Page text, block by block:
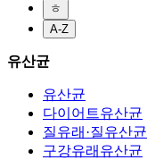
ㅎ
A-Z
유산균
유산균
다이어트유산균
질유래·질유산균
구강유래유산균